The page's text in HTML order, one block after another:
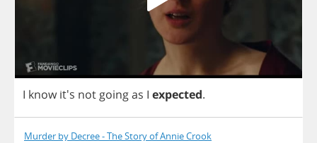
I know it's not goingas I expected.
Murder by Decree - The Story of Annie Crook